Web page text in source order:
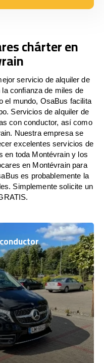
chárter en
servicio de alquiler de
confianza de miles de
el mundo, OsaBus facilita
Servicios de alquiler de
con conductor, así como
Nuestra empresa se
excelentes servicios de
en toda Montévrain y los
en Montévrain para
es probablemente la
Simplemente solicite un